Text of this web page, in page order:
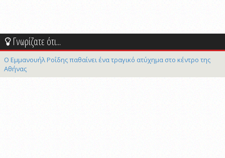
Γνωρίζατε ότι...
Ο Εμμανουήλ Ροΐδης παθαίνει ένα τραγικό ατύχημα στο κέντρο της
Αθήνας